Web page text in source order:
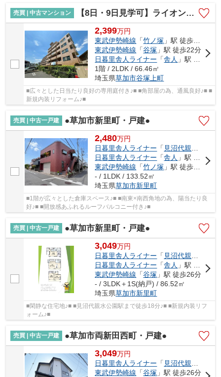
売買 | 中古マンション 【8日・9日見学可】ライオンズマンション竹の塚第3
2,399万円
東武伊勢崎線 「竹ノ塚 」駅 徒歩21分
東武伊勢崎線 「谷塚 」駅 徒歩22分
日暮里舎人ライナー 「舎人 」駅 徒歩25分
1階 / 2LDK / 66.46㎡
埼玉県草加市谷塚上町
■広々とした日当たり良好の専用庭付き♪■ ■角部屋の為、通風良好♪■ ■
新規内装リフォーム♪■
売買 | 中古一戸建 ●草加市新里町・戸建●
2,480万円
日暮里舎人ライナー 「 見沼代親水公園
日暮里舎人ライナー 「舎人 」駅 徒歩19分
東武伊勢崎線 「竹ノ塚 」駅 徒歩24分
- / 1LDK / 133.52㎡
埼玉県草加市新里町
■1階が広々とした倉庫スペース♪■ ■南東×南西角地の為、陽当たり良
好♪■ ■開放感あふれるルーフバルコニー付き♪■
売買 | 中古一戸建 ●草加市新里町・戸建●
3,049万円
日暮里舎人ライナー 「 見沼代親水公園
日暮里舎人ライナー 「舎人 」駅 徒歩25分
東武伊勢崎線 「谷塚 」駅 徒歩26分
- / 3LDK＋1S(納戸) / 86.52㎡
埼玉県草加市新里町
■閑静な住宅地♪■ ■見沼代親水公園駅まで徒歩18分♪■ ■新規内装リフ
ォーム♪■
売買 | 中古一戸建 ●草加市両新田西町・戸建●
3,049万円
日暮里舎人ライナー 「 見沼代親水公園
東武伊勢崎線 「谷塚 」駅 徒歩26分